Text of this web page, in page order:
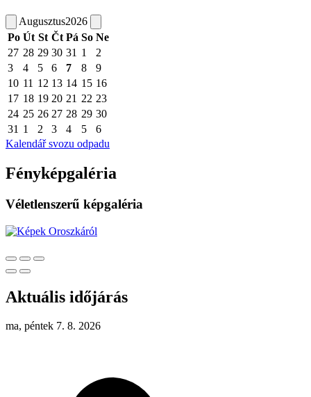
Augusztus2026
Po Út St Čt Pá So Ne
27 28 29 30 31 1
2
3
4 5 6 7 8
9
10 11 12 13 14 15 16
17 18 19 20 21 22 23
24 25 26 27 28 29 30
31 1 2 3 4 5
6
Kalendář svozu odpadu
Fényképgaléria
Véletlenszerű képgaléria
Aktuális időjárás
ma, péntek 7. 8. 2026